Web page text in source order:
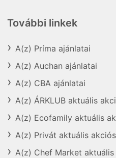
További linkek
A(z) Príma ajánlatai
A(z) Auchan ajánlatai
A(z) CBA ajánlatai
A(z) ÁRKLUB aktuális
A(z) Ecofamily aktuális
A(z) Privát aktuális
A(z) Chef Market